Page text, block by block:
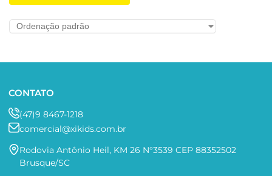
CONTATO
(47)9 8467-1218
comercial@xikids.com.br
Rodovia Antônio Heil, KM 26 N°3539 CEP 88352502
Brusque/SC